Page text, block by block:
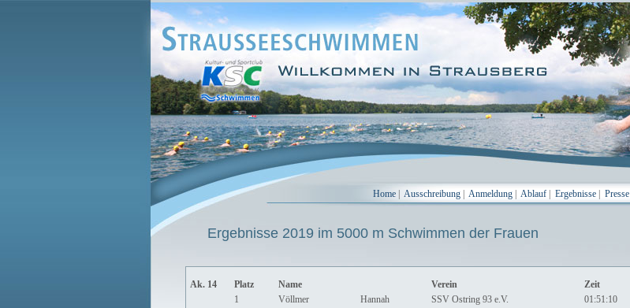
Home Ausschreibung Anmeldung Ablauf Ergebnisse Presse
Ergebnisse 2019 im 5000 m Schwimmen der Frauen
Ak. 14 Platz Name Verein Zeit
1
Völlmer Hannah SSV Ostring 93 e.V. 01:51:10